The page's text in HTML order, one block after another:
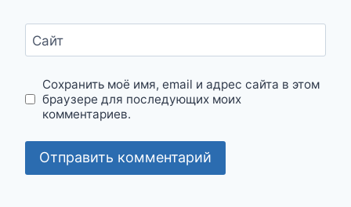
Сайт
Сохранить моё имя, email и адрес сайта в этом
браузере для последующих моих
комментариев.